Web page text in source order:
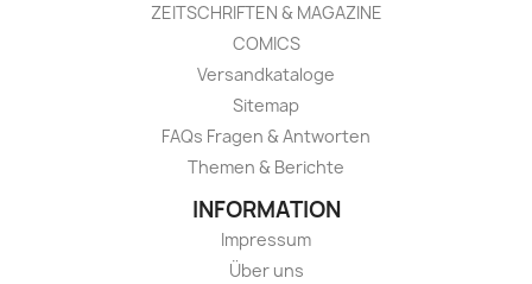
ZEITSCHRIFTEN & MAGAZINE
COMICS
Versandkataloge
Sitemap
FAQs Fragen & Antworten
Themen & Berichte
INFORMATION
Impressum
Über uns